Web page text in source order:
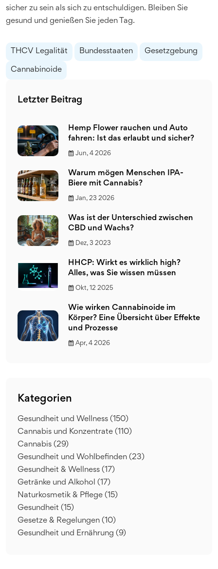
sicher zu sein als sich zu entschuldigen. Bleiben Sie
gesund und genießen Sie jeden Tag.
THCV Legalität Bundesstaaten Gesetzgebung
Cannabinoide
Letzter Beitrag
Hemp Flower rauchen und Auto
fahren: Ist das erlaubt und sicher?
Jun, 4 2026
Warum mögen Menschen IPA-
Biere mit Cannabis?
Jan, 23 2026
Was ist der Unterschied zwischen
CBD und Wachs?
Dez, 3 2023
HHCP: Wirkt es wirklich high?
Alles, was Sie wissen müssen
Okt, 12 2025
Wie wirken Cannabinoide im
Körper? Eine Übersicht über Effekte
und Prozesse
Apr, 4 2026
Kategorien
Gesundheit und Wellness (150)
Cannabis und Konzentrate (110)
Cannabis (29)
Gesundheit und Wohlbefinden (23)
Gesundheit & Wellness (17)
Getränke und Alkohol (17)
Naturkosmetik & Pflege (15)
Gesundheit (15)
Gesetze & Regelungen (10)
Gesundheit und Ernährung (9)